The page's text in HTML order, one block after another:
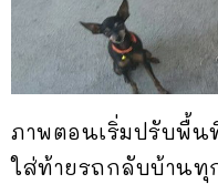
ภาพตอนเริ่มปรับพื้น
ใส่ท้ายรถกลับบ้าน